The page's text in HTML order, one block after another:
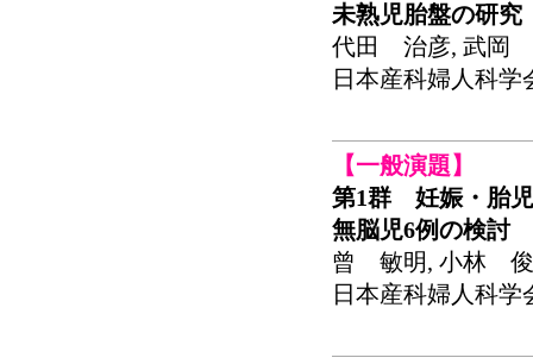
未熟児胎盤の研究
代田 治彦, 武岡
日本産科婦人科学
【一般演題】
第1群 妊娠・胎
無脳児6例の検討
曾 敏明, 小林
日本産科婦人科学